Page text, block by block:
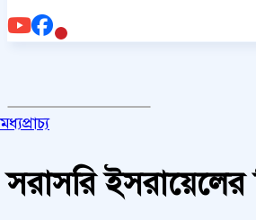
মধ্যপ্রাচ্য
সরাসরি